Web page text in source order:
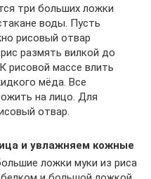
три больших ложки
воды. Пусть
рисовый отвар
размять вилкой до
рисовой массе влить
мёда. Все
на лицо. Для
отвар.
и увлажняем кожные
ложки муки из риса